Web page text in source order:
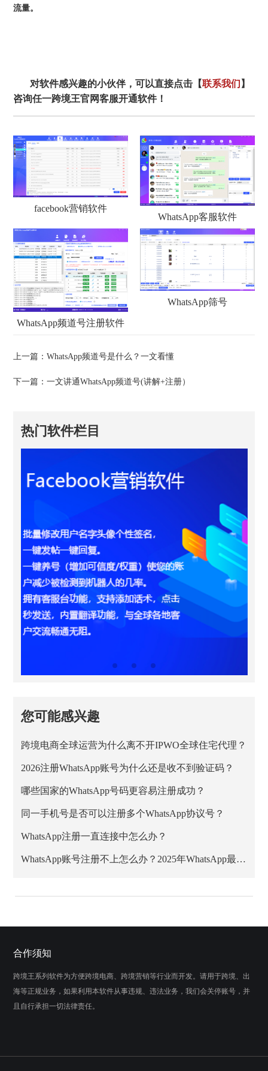
流量。
对软件感兴趣的小伙伴，可以直接点击【联系我们 】
咨询任一跨境王官网客服开通软件！
facebook营销软件
WhatsApp客服软件
WhatsApp频道号注册软件
WhatsApp筛号
上一篇：WhatsApp频道号是什么？一文看懂
下一篇：一文讲通WhatsApp频道号(讲解+注册）
热门软件栏目
您可能感兴趣
跨境电商全球运营为什么离不开IPWO全球住宅代理？
2026注册WhatsApp账号为什么还是收不到验证码？
哪些国家的WhatsApp号码更容易注册成功？
同一手机号是否可以注册多个WhatsApp协议号？
WhatsApp注册一直连接中怎么办？
WhatsApp账号注册不上怎么办？2025年WhatsApp最新注册教程
合作须知
跨境王系列软件为方便跨境电商、跨境营销等行业而开发。请用于跨境、出
海等正规业务，如果利用本软件从事违规、违法业务，我们会关停账号，并
且自行承担一切法律责任。